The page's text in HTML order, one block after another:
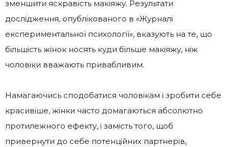
зменшити яскравість макіяжу. Результати
дослідження, опублікованого в «Журналі
експериментальної психології», вказують на те, що
більшість жінок носять куди більше макіяжу, ніж
чоловіки вважають привабливим.
Намагаючись сподобатися чоловікам і зробити себе
красивіше, жінки часто домагаються абсолютно
протилежного ефекту, і замість того, щоб
привернути до себе потенційних партнерів,